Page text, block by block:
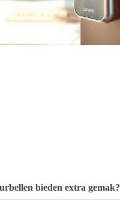
bieden extra gemak?